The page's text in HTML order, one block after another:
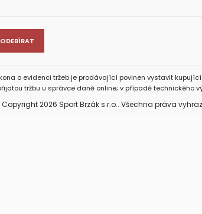
o evidenci tržeb je prodávající povinen vystavit
tržbu u správce daně online; v případě technického
2026 Sport Brzák s.r.o.. Všechna práva